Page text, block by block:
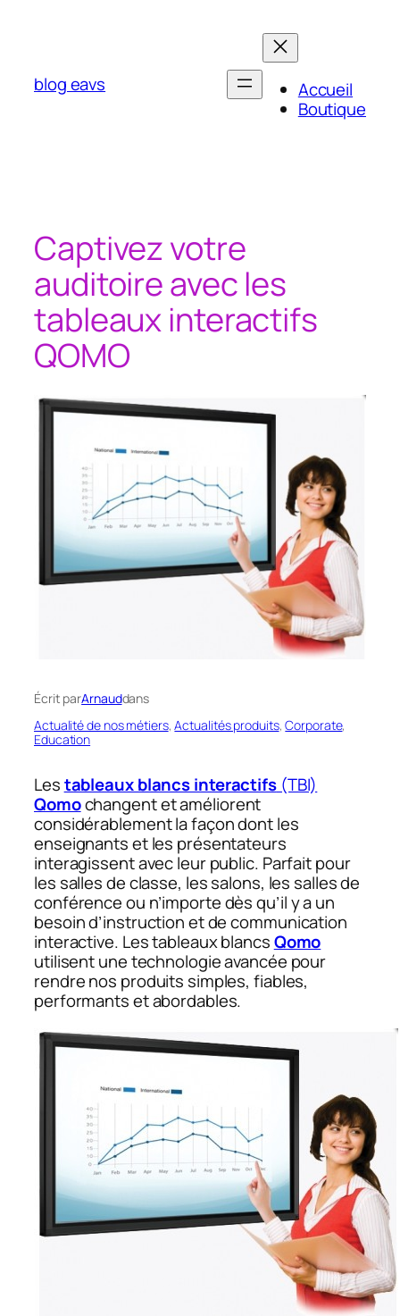
blog eavs
Accueil
Boutique
Captivez votre
auditoire avec les
tableaux interactifs
QOMO
Écrit parArnauddans
Actualité de nos métiers, Actualités produits, Corporate
Education
Lestableaux blancs interactifs(TBI)
Qomochangent et améliorent
considérablement la façon dont les
enseignants et les présentateurs
interagissent avec leur public. Parfait pour
les salles de classe, les salons, les salles de
conférence ou n’importe dès qu’il y a un
besoin d’instruction et de communication
interactive. Les tableaux blancsQomo
utilisent une technologie avancée pour
rendre nos produits simples, fiables,
performants et abordables.